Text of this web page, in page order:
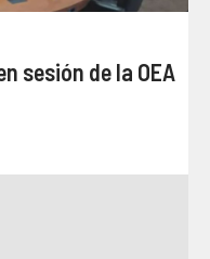
sesión de la OEA